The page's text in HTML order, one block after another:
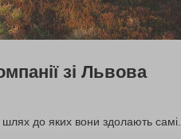
зі Львова
до яких вони здолають самі.